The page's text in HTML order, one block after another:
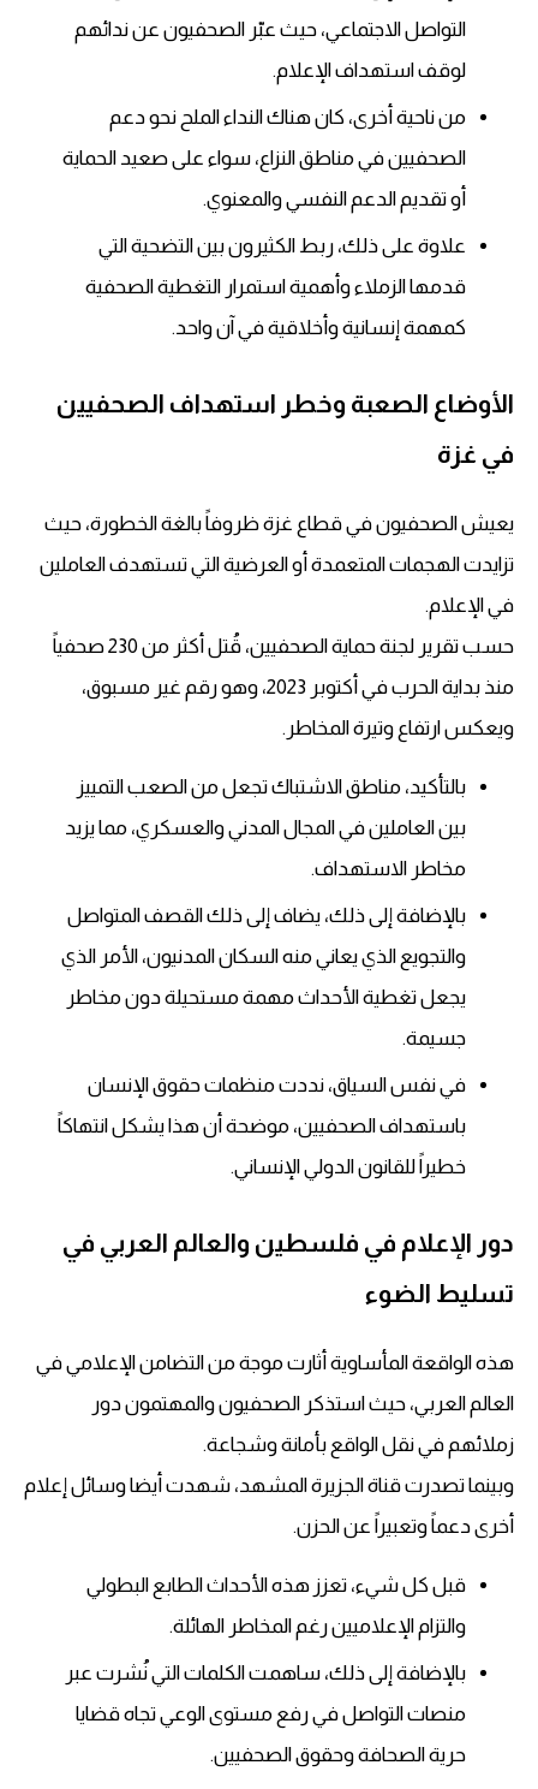
التواصل الاجتماعي، حيث عبّر الصحفيون عن ندائهم
لوقف استهداف الإعلام.
من ناحية أخرى، كان هناك النداء الملح نحو دعم
الصحفيين في مناطق النزاع، سواء على صعيد الحماية
أو تقديم الدعم النفسي والمعنوي.
علاوة على ذلك، ربط الكثيرون بين التضحية التي
قدمها الزملاء وأهمية استمرار التغطية الصحفية
كمهمة إنسانية وأخلاقية في آن واحد.
الأوضاع الصعبة وخطر استهداف الصحفيين
في غزة
يعيش الصحفيون في قطاع غزة ظروفاً بالغة الخطورة، حيث
تزايدت الهجمات المتعمدة أو العرضية التي تستهدف العاملين
في الإعلام.
حسب تقرير لجنة حماية الصحفيين، قُتل أكثر من 230 صحفياً
منذ بداية الحرب في أكتوبر 2023، وهو رقم غير مسبوق،
ويعكس ارتفاع وتيرة المخاطر.
بالتأكيد، مناطق الاشتباك تجعل من الصعب التمييز
بين العاملين في المجال المدني والعسكري، مما يزيد
مخاطر الاستهداف.
بالإضافة إلى ذلك، يضاف إلى ذلك القصف المتواصل
والتجويع الذي يعاني منه السكان المدنيون، الأمر الذي
يجعل تغطية الأحداث مهمة مستحيلة دون مخاطر
جسيمة.
في نفس السياق، نددت منظمات حقوق الإنسان
باستهداف الصحفيين، موضحة أن هذا يشكل انتهاكاً
خطيراً للقانون الدولي الإنساني.
دور الإعلام في فلسطين والعالم العربي في
تسليط الضوء
هذه الواقعة المأساوية أثارت موجة من التضامن الإعلامي في
العالم العربي، حيث استذكر الصحفيون والمهتمون دور
زملائهم في نقل الواقع بأمانة وشجاعة.
وبينما تصدرت قناة الجزيرة المشهد، شهدت أيضا وسائل إعلام
أخرى دعماً وتعبيراً عن الحزن.
قبل كل شيء، تعزز هذه الأحداث الطابع البطولي
والتزام الإعلاميين رغم المخاطر الهائلة.
بالإضافة إلى ذلك، ساهمت الكلمات التي نُشرت عبر
منصات التواصل في رفع مستوى الوعي تجاه قضايا
حرية الصحافة وحقوق الصحفيين.